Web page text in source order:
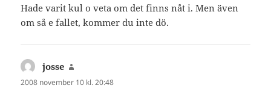
Hade varit kul o veta om det finns nåt i. Men även
om så e fallet, kommer du inte dö.
josse
2008 november 10 kl. 20:48